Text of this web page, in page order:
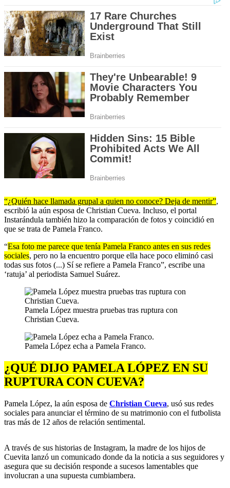
“¿Quién hace llamada grupal a quien no conoce? Deja de mentir”,
escribió la aún esposa de Christian Cueva. Incluso, el portal
Instarándula también hizo la comparación de fotos y coincidió en
que se trata de Pamela Franco.
“Esa foto me parece que tenía Pamela Franco antes en sus redes
sociales, pero no la encuentro porque ella hace poco eliminó casi
todas sus fotos (...) Sí se refiere a Pamela Franco”, escribe una
‘ratuja’ al periodista Samuel Suárez.
Pamela López muestra pruebas tras ruptura con
Christian Cueva.
Pamela López echa a Pamela Franco.
¿QUÉ DIJO PAMELA LÓPEZ EN SU
RUPTURA CON CUEVA?
Pamela López, la aún esposa de Christian Cueva, usó sus redes
sociales para anunciar el término de su matrimonio con el futbolista
tras más de 12 años de relación sentimental.
A través de sus historias de Instagram, la madre de los hijos de
Cuevita lanzó un comunicado donde da la noticia a sus seguidores y
asegura que su decisión responde a sucesos lamentables que
involucran a una supuesta cumbiambera.